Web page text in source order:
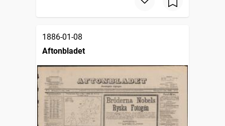
1886-01-08
Aftonbladet